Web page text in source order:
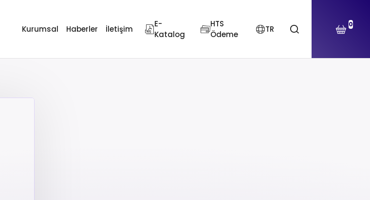
Kurumsal Haberler İletişim
E-
Katalog
HTS
Ödeme
TR 0